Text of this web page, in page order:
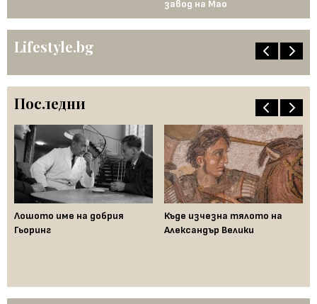
завод на Мао
Lifestyle.bg
Последни
Лошото име на добрия
Гьоринг
Къде изчезна тялото на
Александър Велики